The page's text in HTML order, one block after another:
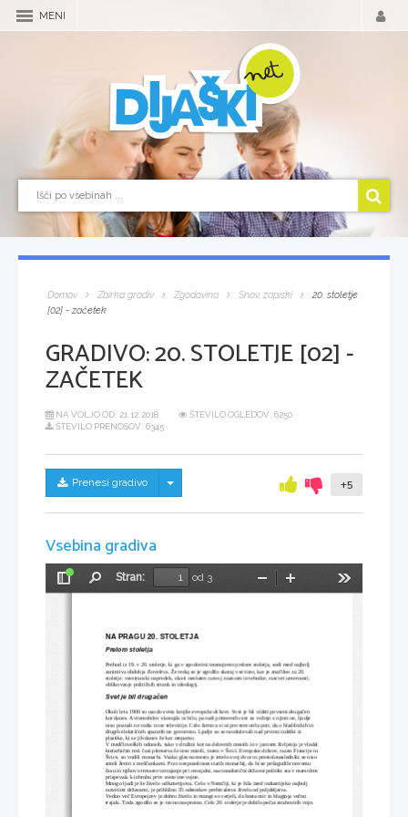
MENI
Domov Zbirka gradiv Zgodovina Snov, zapiski
20. stoletje
[02] - začetek
GRADIVO:20. STOLETJE [02] -
ZAČETEK
NA VOLJO OD: 21.12.2018
ŠTEVILO OGLEDOV: 6250
ŠTEVILO PRENOSOV: 6345
Prenesi gradivo Skrij/prikaži meni +5
Vsebina gradiva
Preklopi
Stran:
od 3
Pomanjšaj
NA PRAGU 20. STOLETJA
Prelom stoletja
Prehod iz 19. v 20. stoletje, ki ga v zgodovini imenujemo prelom stoletja, sodi med najbolj
zanimiva obdobja človeštva. Že tedaj se je zgodilo skoraj vse tisto, kar je značilno za 20.
stoletje: vsestranski napredek, zlasti nesluten razvoj znanosti in tehnike, razcvet umetnosti,
oblikovanje političnih strank in ideologij.
Svet je bil drugačen
Okoli leta 1900 so usodo sveta krojile evropske države. Svet je bil videti povsem drugačen
kot danes. Avtomobilov skorajda ni bilo, pa tudi primernih cest za vožnjo z njimi ne, ljudje
niso poznali ne radia in ne televizije. Celo žarnica si ni povsem utrla poti, da o hladilnikih in
drugih električnih aparatih ne govorimo. Ljudje so se navduševali nad prvimi izdelki iz
plastike, ki se jih danes že kar otepamo.
V medčloveških odnosih, tako v družini kot na delovnih mestih in v javnem življenju je vladal
hierarhičen red. časi plemstva še niso minili, razen v Švici. Evropske države, razen Francije in
Švice, so vodili monarhi. Vsako glavno mesto je imelo svoj dvor in prestolonasledniki se niso
smeli ženiti z meščankami. Prav nesposobnost starih monarhij, da bi se prilagodile novemu
času in njihovo trmasto vztrajanje pri osvajalni, nacionalistični državni politiki sta v marsičem
prispevala k izbruhu prve svetovne vojne.
Mnogo ljudi je še živelo od kmetijstva. Celo v Nemčiji, ki je bila med industrijsko najbolj
razvitimi državami, je približno 35 odstotkov prebivalstva živelo od poljdeljstva.
Vedno več Evropejcev je dobro živelo in mnogi so verjeli, da bosta mir in blaginja večno
trajala. Toda zgodilo se je ravno nasprotno. Celo 20. stoletje je dobilo pečat strahovitih vojn.